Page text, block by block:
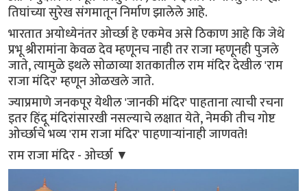
तिघांच्या सुरेख संगमातून निर्माण झालेले आहे.
भारतात अयोध्येनंतर ओर्च्छा हे एकमेव असे ठिकाण आहे कि जेथे
प्रभू श्रीरामांना केवळ देव म्हणूनच नाही तर राजा म्हणूनही पुजले
जाते, त्यामुळे इथले सोळाव्या शतकातील राम मंदिर देखील 'राम
राजा मंदिर' म्हणून ओळखले जाते.
ज्याप्रमाणे जनकपूर येथील 'जानकी मंदिर' पाहताना त्याची रचना
इतर हिंदू मंदिरांसारखी नसल्याचे लक्षात येते, नेमकी तीच गोष्ट
ओर्च्छाचे भव्य 'राम राजा मंदिर' पाहणाऱ्यांनाही जाणवते!
राम राजा मंदिर - ओर्च्छा ▼